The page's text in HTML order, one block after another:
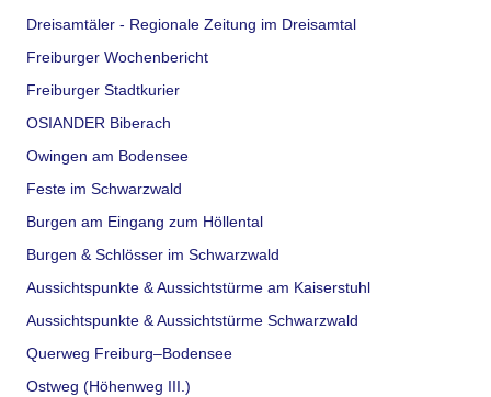
Dreisamtäler - Regionale Zeitung im Dreisamtal
Freiburger Wochenbericht
Freiburger Stadtkurier
OSIANDER Biberach
Owingen am Bodensee
Feste im Schwarzwald
Burgen am Eingang zum Höllental
Burgen & Schlösser im Schwarzwald
Aussichtspunkte & Aussichtstürme am Kaiserstuhl
Aussichtspunkte & Aussichtstürme Schwarzwald
Querweg Freiburg–Bodensee
Ostweg (Höhenweg III.)